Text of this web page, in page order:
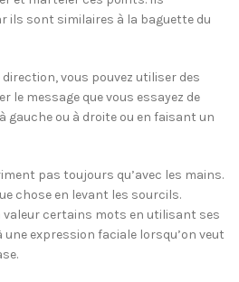
ils sont similaires à la baguette du
direction, vous pouvez utiliser des
message que vous essayez de
ou à droite ou en faisant un
pas toujours qu’avec les mains.
chose en levant les sourcils.
valeur certains mots en utilisant ses
expression faciale lorsqu’on veut